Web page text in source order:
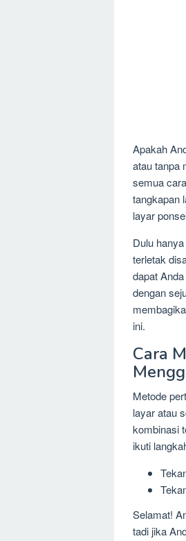
Apakah
atau tanpa
semua
tangkapan
layar
Dulu
terletak
dapat
dengan
ini.
Cara
Metode
layar atau
kombinasi
ikuti
Selamat!
tadi jika